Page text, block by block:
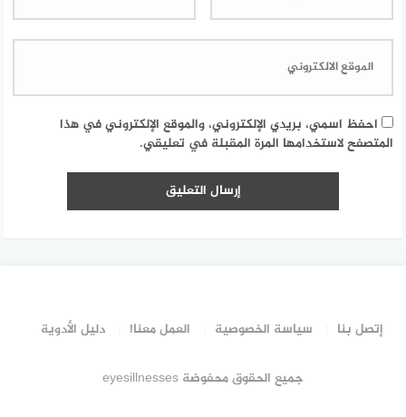
احفظ اسمي، بريدي الإلكتروني، والموقع الإلكتروني في هذا
المتصفح لاستخدامها المرة المقبلة في تعليقي.
إتصل بنا سياسة الخصوصية العمل معنا! دليل الأدوية
جميع الحقوق محفوضة eyesillnesses